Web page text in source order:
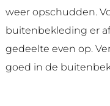
weer opschudden.
buitenbekleding er
gedeelte even op.
goed in de